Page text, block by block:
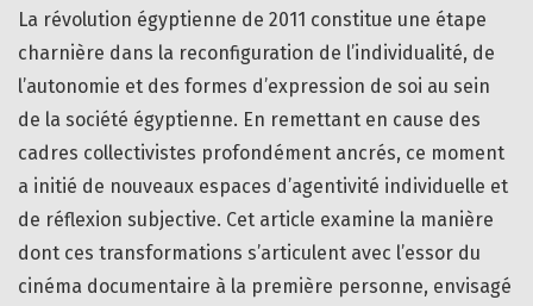
La révolution égyptienne de 2011 constitue une étape
charnière dans la reconfiguration de l’individualité, de
l’autonomie et des formes d’expression de soi au sein
de la société égyptienne. En remettant en cause des
cadres collectivistes profondément ancrés, ce moment
a initié de nouveaux espaces d’agentivité individuelle et
de réflexion subjective. Cet article examine la manière
dont ces transformations s’articulent avec l’essor du
cinéma documentaire à la première personne, envisagé